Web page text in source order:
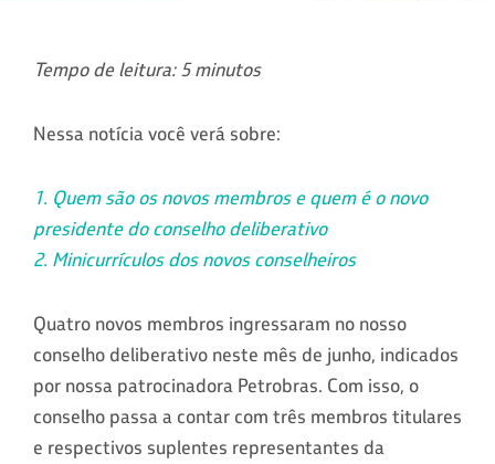
Tempo de leitura: 5 minutos
Nessa notícia você verá sobre:
1. Quem são os novos membros e quem é o novo
presidente do conselho deliberativo
2. Minicurrículos dos novos conselheiros
Quatro novos membros ingressaram no nosso
conselho deliberativo neste mês de junho, indicados
por nossa patrocinadora Petrobras. Com isso, o
conselho passa a contar com três membros titulares
e respectivos suplentes representantes da